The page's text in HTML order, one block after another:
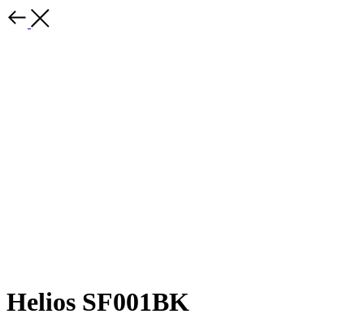
Helios SF001BK